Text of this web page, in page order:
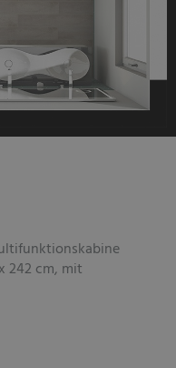
242 cm, mit